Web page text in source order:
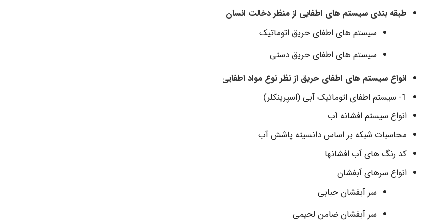
طبقه بندی سیستم های اطفایی از منظر دخالت انسان
سیستم های اطفای حریق اتوماتیک
سیستم های اطفای حریق دستی
انواع سیستم های اطفای حریق از نظر نوع مواد اطفایی
1- سیستم اطفای اتوماتیک آبی (اسپرینکلر)
انواع سیستم افشانه آب
محاسبات شبکه بر اساس دانسیته پاشش آب
کد رنگ های آب افشانها
انواع سرهای آبفشان
سر آبفشان حبابی
سر آبفشان ضامن لحیمی